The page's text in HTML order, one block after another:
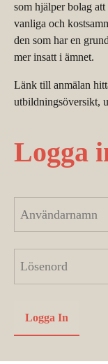
som hjälper bolag
vanliga och
den som har en
mer insatt i ämnet.
Länk till anmälan
utbildningsöversikt,
Logga